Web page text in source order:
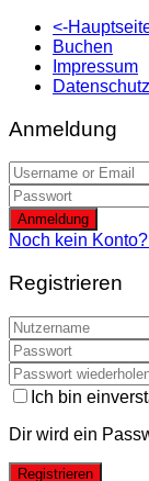
<-
Buchen
Impressum
Datenschutz
Anmeldung
Anmeldung
Noch kein
Registrieren
Ich bin
Dir wird ein
Registrieren